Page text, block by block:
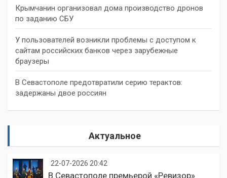
Крымчанин организовал дома производство дронов
по заданию СБУ
У пользователей возникли проблемы с доступом к
сайтам российских банков через зарубежные
браузеры
В Севастополе предотвратили серию терактов:
задержаны двое россиян
Актуальное
22-07-2026 20:42
В Севастополе премьерой «Ревизор»